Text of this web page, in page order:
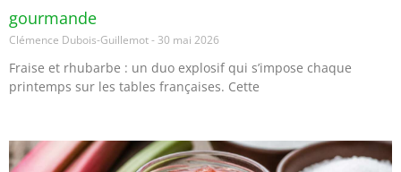
gourmande
Clémence Dubois-Guillemot 30 mai 2026
Fraise et rhubarbe : un duo explosif qui s’impose chaque
printemps sur les tables françaises. Cette